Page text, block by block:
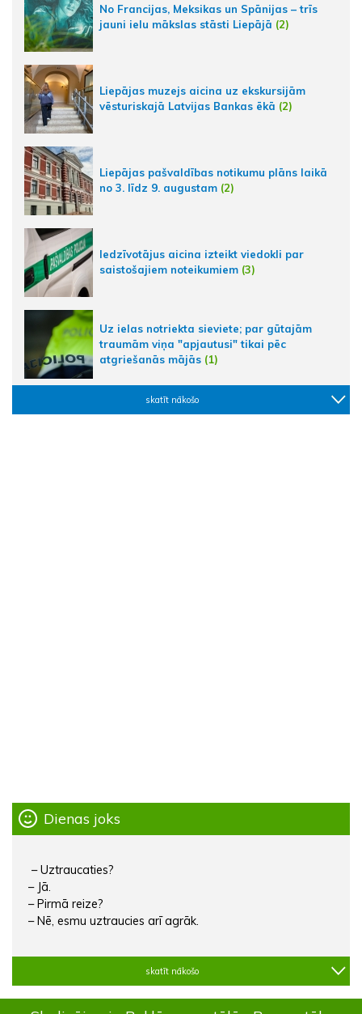
No Francijas, Meksikas un Spānijas – trīs
jauni ielu mākslas stāsti Liepājā (2)
Liepājas muzejs aicina uz ekskursijām
vēsturiskajā Latvijas Bankas ēkā (2)
Liepājas pašvaldības notikumu plāns laikā
no 3. līdz 9. augustam (2)
Iedzīvotājus aicina izteikt viedokli par
saistošajiem noteikumiem (3)
Uz ielas notriekta sieviete; par gūtajām
traumām viņa "apjautusi" tikai pēc
atgriešanās mājās (1)
skatīt nākošo
Dienas joks
– Uztraucaties?
– Jā.
– Pirmā reize?
– Nē, esmu uztraucies arī agrāk.
skatīt nākošo